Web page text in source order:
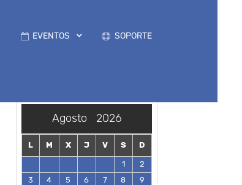
EVENTOS SOPORTE
Agosto 2026
L M X J V S
D
1
2
3
4 5 6 7 8
9